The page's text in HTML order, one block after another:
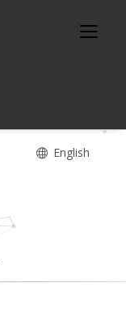
English